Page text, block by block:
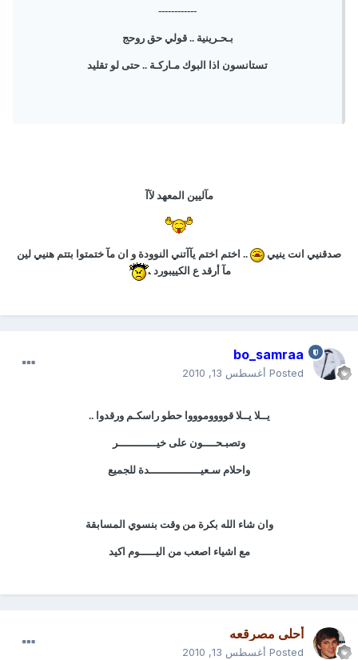
------------
بـحـرينية .. قولي حق روحج
تستانسون اذا البوك مـاركـة .. حتى لو تقليد
مآليين المعهد لآآ
صدقنيي انت ينيي
.. اختم اختم يآآتني النوودة و ان مآ ختمتوا بتتم هنيي لين
مآ أرقد ع الكييبورد
bo_samraa
Posted أغسطس 13, 2010
يــلا يــلا قووووموووا حطو راسكـم ورقدوا ..
وتصبـحــــون على خيــــــــــــر
واحلام سـعيــــــــــــــــدة للجميع
وان شاء الله بكرة من وقت بنسوي المسابقة
مع اشياء اصعب من اليـــــوم اكيد
أحلى مصرقعه
Posted أغسطس 13, 2010